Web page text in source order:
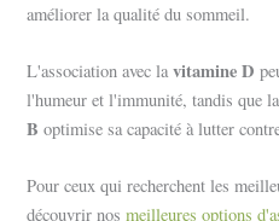
améliorer la qualité du sommeil.
L'association avec lavitamine D
l'humeur et l'immunité, tandis que
B optimise sa capacité à lutter
Pour ceux qui recherchent les
découvrir nosmeilleures options